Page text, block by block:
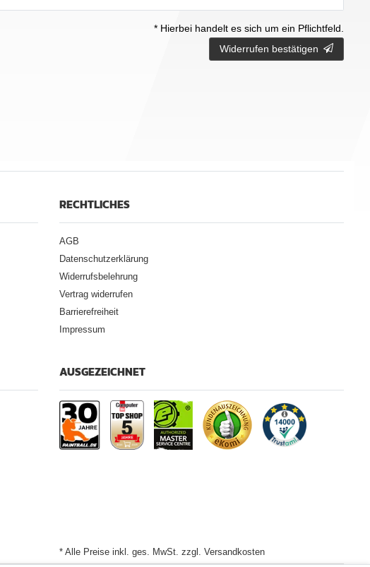
* Hierbei handelt es sich um ein Pflichtfeld.
Widerrufen bestätigen
RECHTLICHES
AGB
Datenschutzerklärung
Widerrufsbelehrung
Vertrag widerrufen
Barrierefreiheit
Impressum
AUSGEZEICHNET
* Alle Preise inkl. ges. MwSt. zzgl. Versandkosten